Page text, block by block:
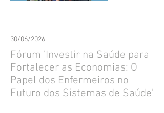
30/06/2026
Fórum 'Investir na Saúde para
Fortalecer as Economias: O
Papel dos Enfermeiros no
Futuro dos Sistemas de Saúde'